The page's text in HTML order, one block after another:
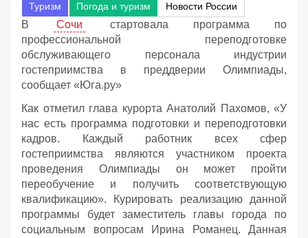
Туризм Погода и туризм Новости России
В Сочи
стартовала программа по
профессиональной переподготовке
обслуживающего персонала индустрии
гостеприимства в преддверии Олимпиады,
сообщает «Юга.ру»
Как отметил глава курорта Анатолий Пахомов, «У
нас есть программа подготовки и переподготовки
кадров. Каждый работник всех сфер
гостеприимства являются участником проекта
проведения Олимпиады он может пройти
переобучение и получить соответствующую
квалификацию». Курировать реализацию данной
программы будет заместитель главы города по
социальным вопросам Ирина Романец. Данная